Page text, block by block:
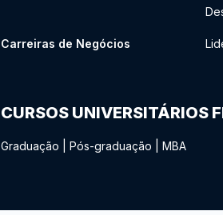
Carreiras de Negócios
CURSOS UNIVERSITÁRIOS
Graduação Pós-graduação MBA